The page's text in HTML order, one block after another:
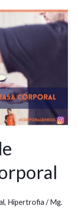
, Hipertrofia /Mg.